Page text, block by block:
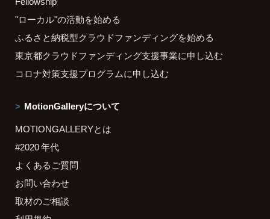
"ローカル"の活動を始める
ふるさと納税型クラウドファンディングを始める
東京都クラウドファンディング支援事業に申し込む
コロナ対策支援プログラムに申し込む
MotionGalleryについて
MOTIONGALLERYとは
#2020 年代
よくあるご質問
お問い合わせ
取材のご相談